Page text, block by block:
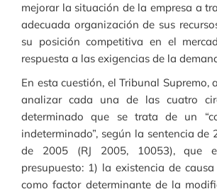
mejorar la situación de la empresa a
adecuada organización de sus
su posición competitiva en el
respuesta a las exigencias de la
En esta cuestión, el Tribunal Supremo,
analizar cada una de las cuatro
determinado que se trata de un
indeterminado”, según la sentencia de
de 2005 (RJ 2005, 10053), que
presupuesto: 1) la existencia de
como factor determinante de la